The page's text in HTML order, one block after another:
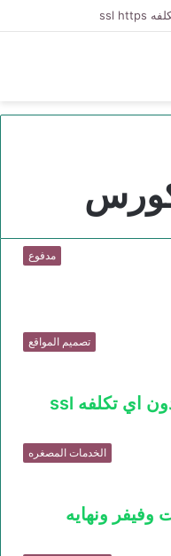
مدفوع
تصميم المواقع
16- تفعيل الحمايه للدومين بدون اي تكلفه ssl
الخدمات المصغره
وفيفر ونهايه